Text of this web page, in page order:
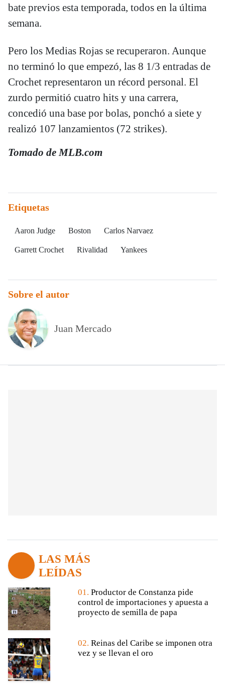
bate previos esta temporada, todos en la última
semana.
Pero los Medias Rojas se recuperaron. Aunque
no terminó lo que empezó, las 8 1/3 entradas de
Crochet representaron un récord personal. El
zurdo permitió cuatro hits y una carrera,
concedió una base por bolas, ponchó a siete y
realizó 107 lanzamientos (72 strikes).
Tomado de MLB.com
Etiquetas
Aaron Judge Boston Carlos Narvaez
Garrett Crochet Rivalidad Yankees
Sobre el autor
Juan Mercado
LAS MÁS
LEÍDAS
01. Productor de Constanza pide
control de importaciones y apuesta a
proyecto de semilla de papa
02. Reinas del Caribe se imponen otra
vez y se llevan el oro